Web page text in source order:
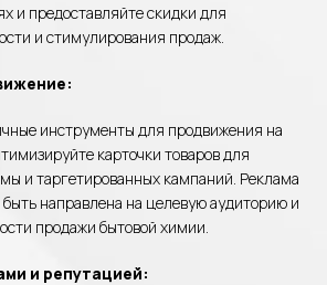
и предоставляйте скидки для
и стимулирования продаж.
инструменты для продвижения на
карточки товаров для
и таргетированных кампаний. Реклама
быть направлена на целевую аудиторию и
продажи бытовой химии.
и репутацией: